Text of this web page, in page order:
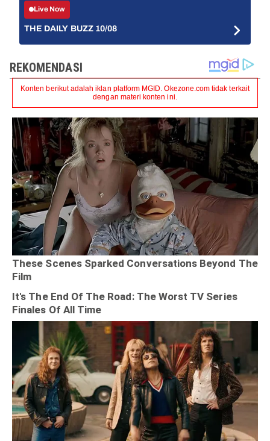
Live Now
THE DAILY BUZZ 10/08